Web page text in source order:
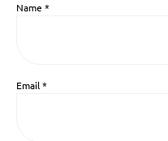
Name *
Email*